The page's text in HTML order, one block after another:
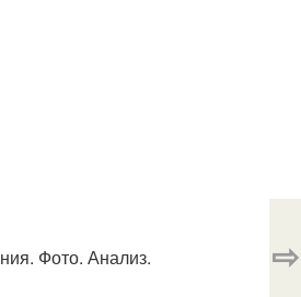
Фото. Анализ.
⇨